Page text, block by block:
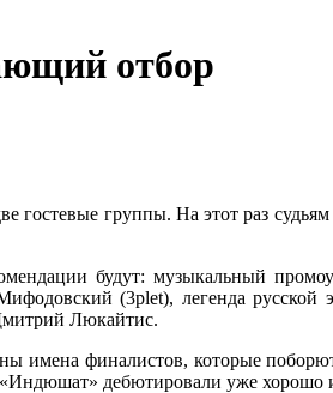
отбор
группы. На этот раз судьям
будут: музыкальный
(3plet), легенда русской
Люкайтис.
имена финалистов, которые
дебютировали уже хорошо